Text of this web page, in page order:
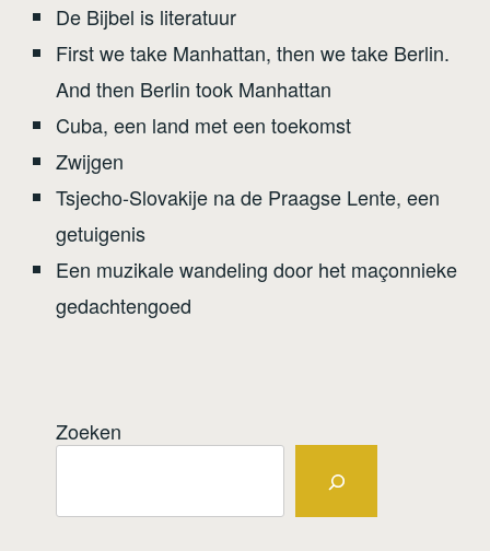
De Bijbel is literatuur
First we take Manhattan, then we take Berlin.
And then Berlin took Manhattan
Cuba, een land met een toekomst
Zwijgen
Tsjecho-Slovakije na de Praagse Lente, een
getuigenis
Een muzikale wandeling door het maçonnieke
gedachtengoed
Zoeken